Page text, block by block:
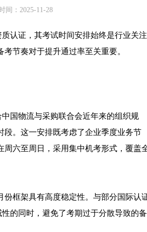
间：2025-11-28
认证，其考试时间安排始终是行业关注
节奏对于提升通过率至关重要。
国物流与采购联合会近年来的组织规
段。这一安排既考虑了企业季度业务节
六至周日，采用集中机考形式，覆盖
框架具有高度稳定性。与部分国际认
的同时，避免了考期过于分散导致的备